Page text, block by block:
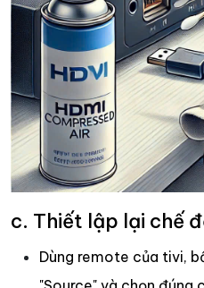
c. Thiết lập lại chế
Dùng remote của tivi,